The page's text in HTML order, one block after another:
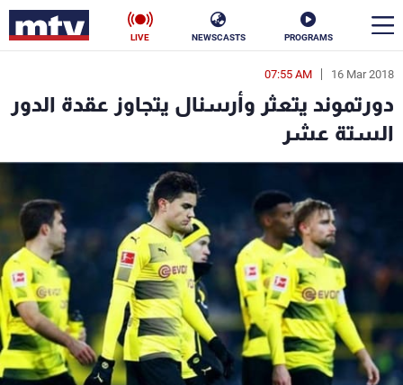
PROGRAMS
NEWSCASTS
LIVE
16 Mar 2018
07:55 AM
دورتموند يتعثر وأرسنال يتجاوز عقدة الدور
الستة عشر
en
الأخبار
سياسة ناس
فن
رياضة
كأس العالم
البرامج